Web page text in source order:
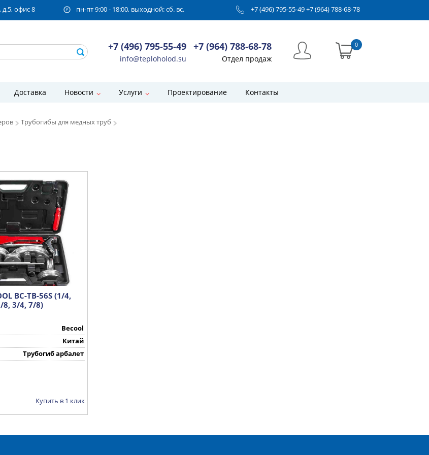
офис 8 пн-пт 9:00 - 18:00, выходной: сб. вс. +7 (496) 795-55-49+7 (964) 788-68-78
+7 (496) 795-55-49
info@teploholod.su
+7 (964) 788-68-78
Отдел продаж
0
Доставка Новости Услуги Проектирование Контакты
Трубогибы для медных труб
BC-TB-56S (1/4,
8, 3/4, 7/8)
Becool
Китай
Трубогиб арбалет
Купить в 1 клик